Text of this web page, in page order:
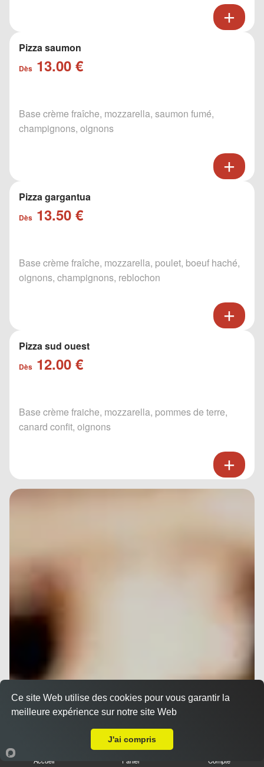
Pizza saumon
Dès 13.00 €
Base crème fraîche, mozzarella, saumon fumé,
champignons, oignons
Pizza gargantua
Dès 13.50 €
Base crème fraîche, mozzarella, poulet, boeuf haché,
oignons, champignons, reblochon
Pizza sud ouest
Dès 12.00 €
Base crème fraiche, mozzarella, pommes de terre,
canard confit, oignons
Accueil Panier Compte
Ce site Web utilise des cookies pour vous garantir la
meilleure expérience sur notre site Web
J'ai compris